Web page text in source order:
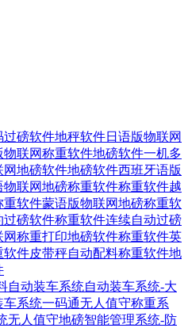
过磅软件地秤软件日语版物联网
联网称重软件地磅软件一机多
网地磅软件地磅软件西班牙语版
物联网地磅称重软件称重软件越
重软件蒙语版物联网地磅称重软
过磅软件称重软件连续自动过磅
称重打印地磅软件称重软件英
软件皮带秤自动配料称重软件地
自动装车系统自动装车系统-大
车系统一码通无人值守称重系
无人值守地磅智能管理系统-防